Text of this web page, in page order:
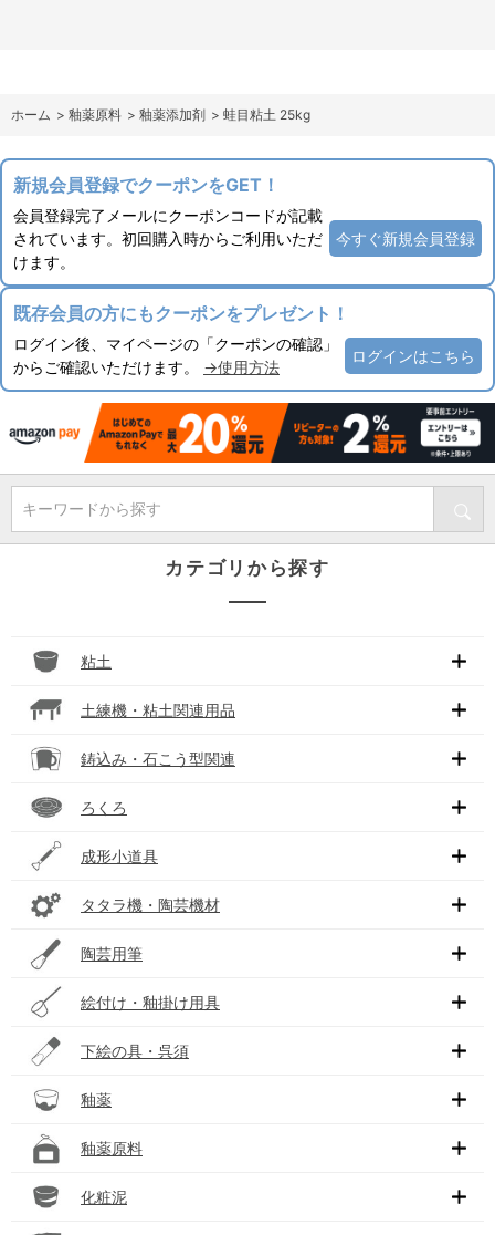
ホーム > 釉薬原料 > 釉薬添加剤 > 蛙目粘土 25kg
新規会員登録でクーポンをGET！
会員登録完了メールにクーポンコードが記載
されています。初回購入時からご利用いただ
けます。
今すぐ新規会員登録
既存会員の方にもクーポンをプレゼント！
ログイン後、マイページの「クーポンの確認」
からご確認いただけます。 →使用方法
ログインはこちら
キーワードから探す
カテゴリから探す
粘土
土練機・粘土関連用品
鋳込み・石こう型関連
ろくろ
成形小道具
タタラ機・陶芸機材
陶芸用筆
絵付け・釉掛け用具
下絵の具・呉須
釉薬
釉薬原料
化粧泥